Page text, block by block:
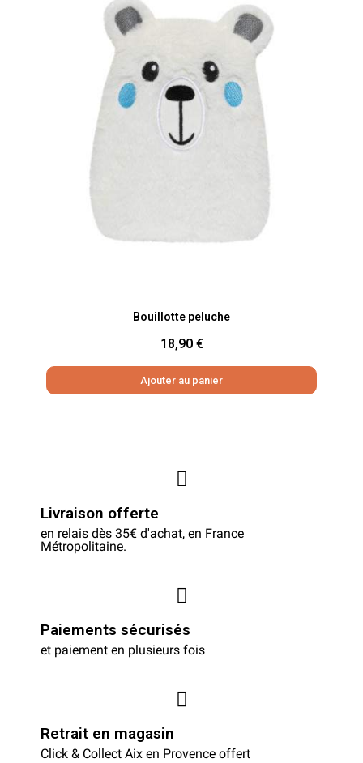
Aperçu rapide
Bouillotte peluche
18,90 €
Ajouter au panier
Livraison offerte
en relais dès 35€ d'achat, en France
Métropolitaine.
Paiements sécurisés
et paiement en plusieurs fois
Retrait en magasin
Click & Collect Aix en Provence offert